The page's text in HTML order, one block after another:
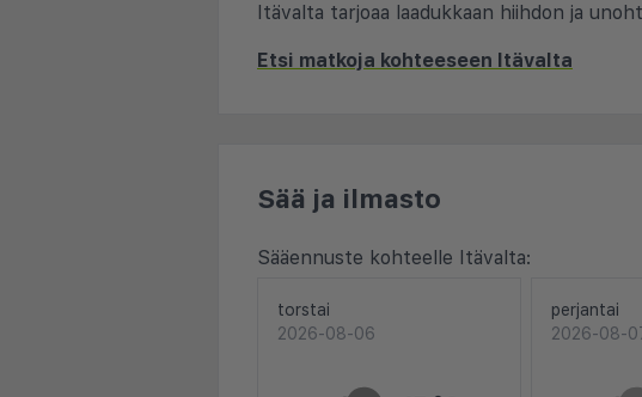
Itävalta tarjoaa laadukkaan hiihdon ja
Etsi matkoja kohteeseen Itävalta
Sää ja ilmasto
Sääennuste kohteelle Itävalta:
torstai
2026-08-06
perjantai
2026-08-